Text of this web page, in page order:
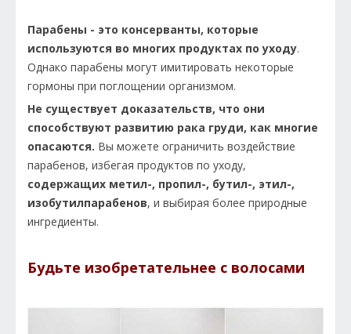
Парабены - это консерванты, которые
используются во многих продуктах по уходу.
Однако парабены могут имитировать некоторые
гормоны при поглощении организмом.
Не существует доказательств, что они
способствуют развитию рака груди, как многие
опасаются. Вы можете ограничить воздействие
парабенов, избегая продуктов по уходу,
содержащих метил-, пропил-, бутил-, этил-,
изобутилпарабенов, и выбирая более природные
ингредиенты.
Будьте изобретательнее с волосами